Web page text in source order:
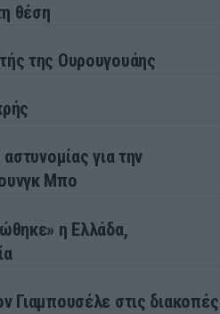
θέση
της Ουρουγουάης
για την
Μπo
η Ελλάδα,
Γιαμπουσέλε στις διακοπές